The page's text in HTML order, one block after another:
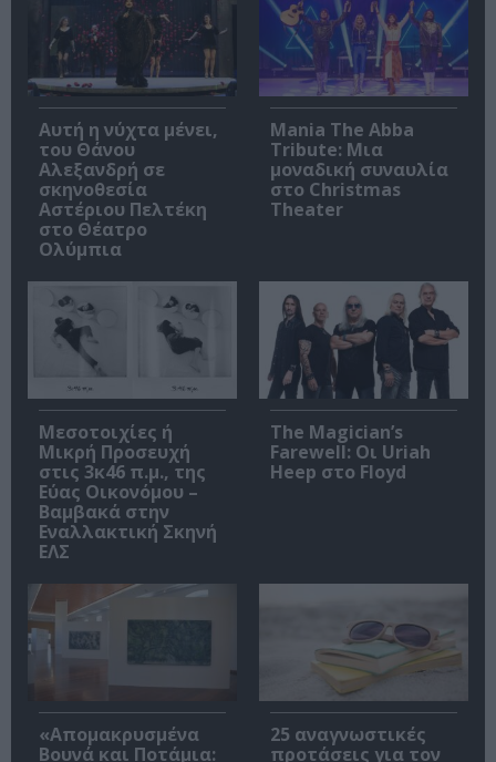
Αυτή η νύχτα μένει,
του Θάνου
Αλεξανδρή σε
σκηνοθεσία
Αστέριου Πελτέκη
στο Θέατρο
Ολύμπια
Mania The Abba
Tribute: Μια
μοναδική συναυλία
στο Christmas
Theater
Μεσοτοιχίες ή
Μικρή Προσευχή
στις 3κ46 π.μ., της
Εύας Οικονόμου –
Βαμβακά στην
Εναλλακτική Σκηνή
ΕΛΣ
The Magician’s
Farewell: Οι Uriah
Heep στο Floyd
«Απομακρυσμένα
Βουνά και Ποτάμια:
25 αναγνωστικές
προτάσεις για τον